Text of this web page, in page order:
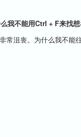
不能用Ctrl + F来找想
沮丧。为什么我不能